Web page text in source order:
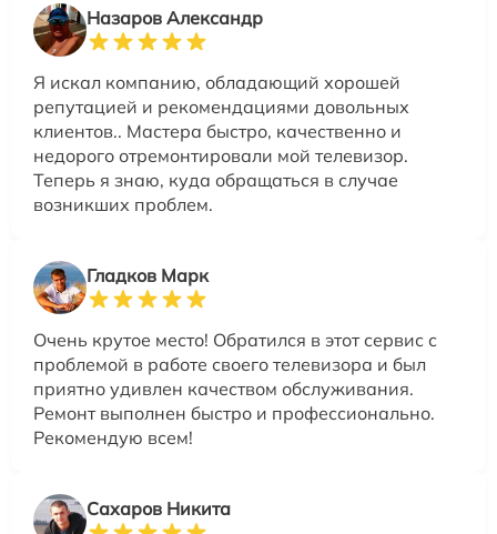
Назаров Александр
Я искал компанию, обладающий хорошей
репутацией и рекомендациями довольных
клиентов.. Мастера быстро, качественно и
недорого отремонтировали мой телевизор.
Теперь я знаю, куда обращаться в случае
возникших проблем.
Гладков Марк
Очень крутое место! Обратился в этот сервис с
проблемой в работе своего телевизора и был
приятно удивлен качеством обслуживания.
Ремонт выполнен быстро и профессионально.
Рекомендую всем!
Сахаров Никита